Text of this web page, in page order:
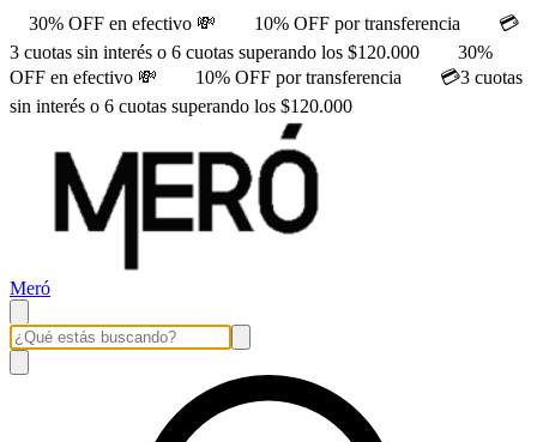
30% OFF en efectivo 💸 10% OFF por transferencia
💳
3 cuotas sin interés o 6 cuotas superando los $120.000
30%
OFF en efectivo 💸
10% OFF por transferencia
💳3 cuotas
sin interés o 6 cuotas superando los $120.000
Meró